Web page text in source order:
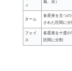
ィ
風、水）
ターム
各星座を五つの
された区間に分
フェイ
ス
各星座を十度の
区間に分割